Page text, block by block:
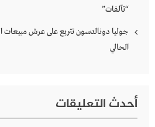
“تآلفات”
جوليا دونالدسون تتربع على عرش مبيعات
الحالي
أحدث التعليقات